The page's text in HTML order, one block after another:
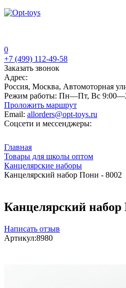
0
+7 (499) 112-49-58
Заказать звонок
Адрес:
Россия, Москва, Автомоторная
Режим работы: Пн—Пт, Вс
Проложить маршрут
Email: allorders@opt-toys.ru
Соцсети и мессенджеры:
Главная
Товары для школы оптом
Канцелярские наборы
Канцелярский набор Пони - 8002
Канцелярский набор
Написать отзыв
Артикул:8980